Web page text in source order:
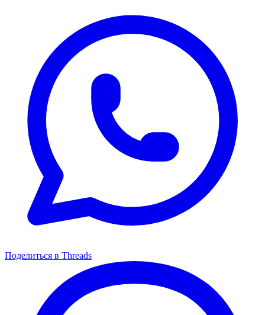
Поделиться в Threads